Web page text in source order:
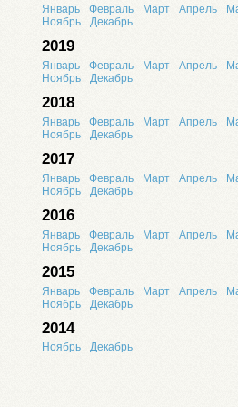
Январь Февраль Март Апрель
Ноябрь
Декабрь
2019
Январь Февраль Март Апрель
Ноябрь
Декабрь
2018
Январь Февраль Март Апрель
Ноябрь
Декабрь
2017
Январь Февраль Март Апрель
Ноябрь
Декабрь
2016
Январь Февраль Март Апрель
Ноябрь
Декабрь
2015
Январь Февраль Март Апрель
Ноябрь
Декабрь
2014
Ноябрь Декабрь